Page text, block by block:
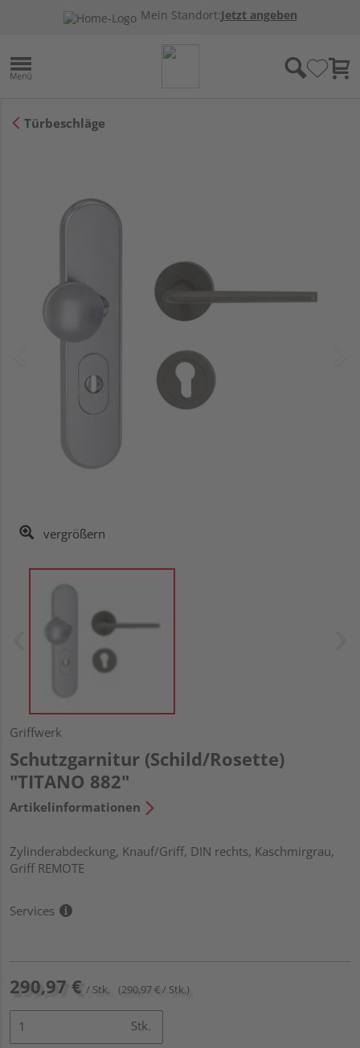
Mein Standort:Jetzt angeben
Türbeschläge
vergrößern
Griffwerk
Schutzgarnitur (Schild/Rosette)
"TITANO 882"
Artikelinformationen
Zylinderabdeckung, Knauf/Griff, DIN rechts, Kaschmirgrau,
Griff REMOTE
Services
290,97 € / Stk. (290,97 € / Stk.)
Stk.